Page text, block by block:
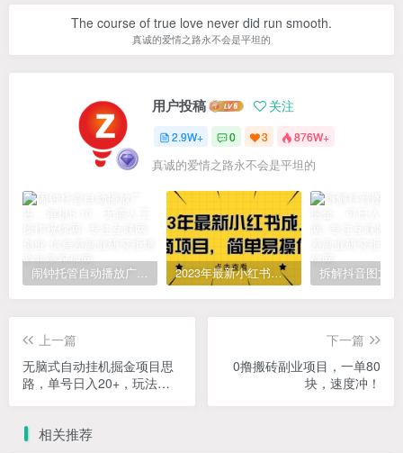
The course of true love never did run smooth.
真诚的爱情之路永不会是平坦的
用户投稿 关注
2.9W+ 0 3 876W+
真诚的爱情之路永不会是平坦的
闹钟托管自动播放广告，单机5-10，无需人工操作 2023年最新小红书成人电商项目，简单易操作【详细教程】
上一篇
无脑式自动挂机掘金项目思
路，单号日入20+，玩法无
下一篇
0撸搬砖副业项目，一单80
块，速度冲！
相关推荐